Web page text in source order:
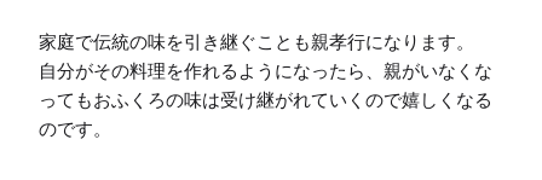
家庭で伝統の味を引き継ぐことも親孝行になります。
自分がその料理を作れるようになったら、親がいなくな
ってもおふくろの味は受け継がれていくので嬉しくなる
のです。